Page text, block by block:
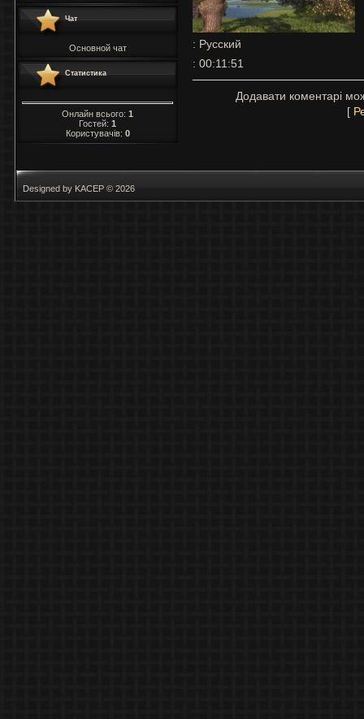
Чат
Основной чат
Статистика
Онлайн всього: 1
Гостей: 1
Користувачів: 0
: Русский
: 00:11:51
Додавати коментарі
[
Designed by KACEP © 2026